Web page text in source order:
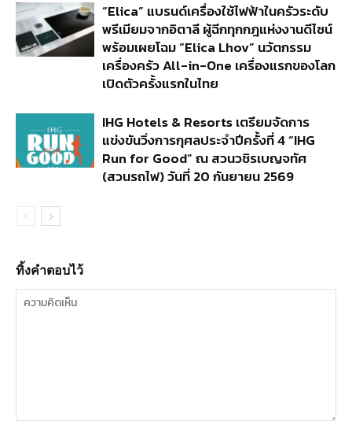
“Elica” แบรนด์เครื่องใช้ไฟฟ้าในครัวระดับ
พรีเมียมจากอิตาลี ผู้ฉีกทุกกฎแห่งงานดีไซน์
พร้อมเผยโฉม “Elica Lhov” นวัตกรรม
เครื่องครัว All-in-One เครื่องแรกของโลก
เปิดตัวครั้งแรกในไทย
IHG Hotels & Resorts เตรียมจัดการ
แข่งขันวิ่งการกุศลประจำปีครั้งที่ 4 “IHG
Run for Good” ณ สวนวชิรเบญจทัศ
(สวนรถไฟ) วันที่ 20 กันยายน 2569
ทิ้งคำตอบไว้